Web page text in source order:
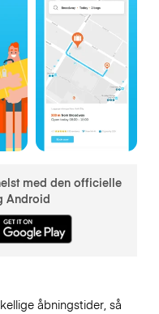
med den officielle
Android
åbningstider, så